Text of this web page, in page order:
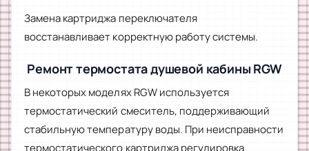
Замена картриджа переключателя
восстанавливает корректную работу системы.
Ремонт термостата душевой кабины RGW
В некоторых моделях RGW используется
термостатический смеситель, поддерживающий
стабильную температуру воды. При неисправности
термостатического картриджа регулировка